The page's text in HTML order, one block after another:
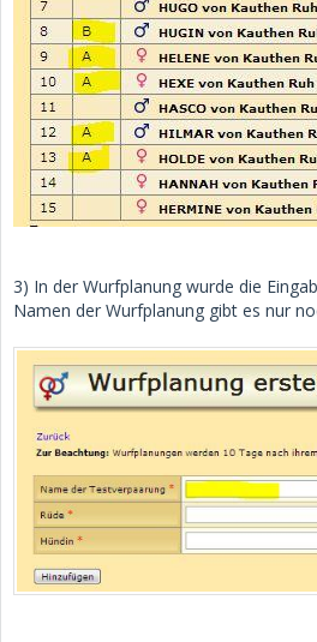
3) In der Wurfplanung wurde die
Namen der Wurfplanung gibt es nur